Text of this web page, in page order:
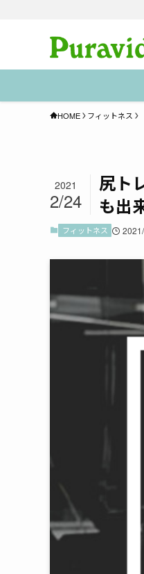
HOME フィットネス
尻ト
も出
2021
2/24
フィットネス